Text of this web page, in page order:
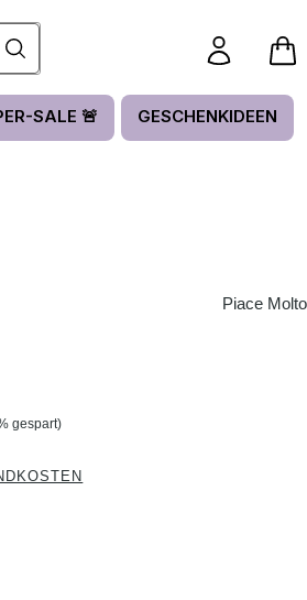
SALE 🚨 GESCHENKIDEEN
Piace Molto
gespart)
Wert ein